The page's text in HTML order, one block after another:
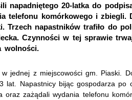
napadniętego 20-latka do
telefonu komórkowego i zbiegli.
Trzech napastników trafiło do
Czynności w tej sprawie
wolności.
jednej z miejscowości gm. Piaski.
lat. Napastnicy bijąc gospodarza po
zażądali wydania telefonu